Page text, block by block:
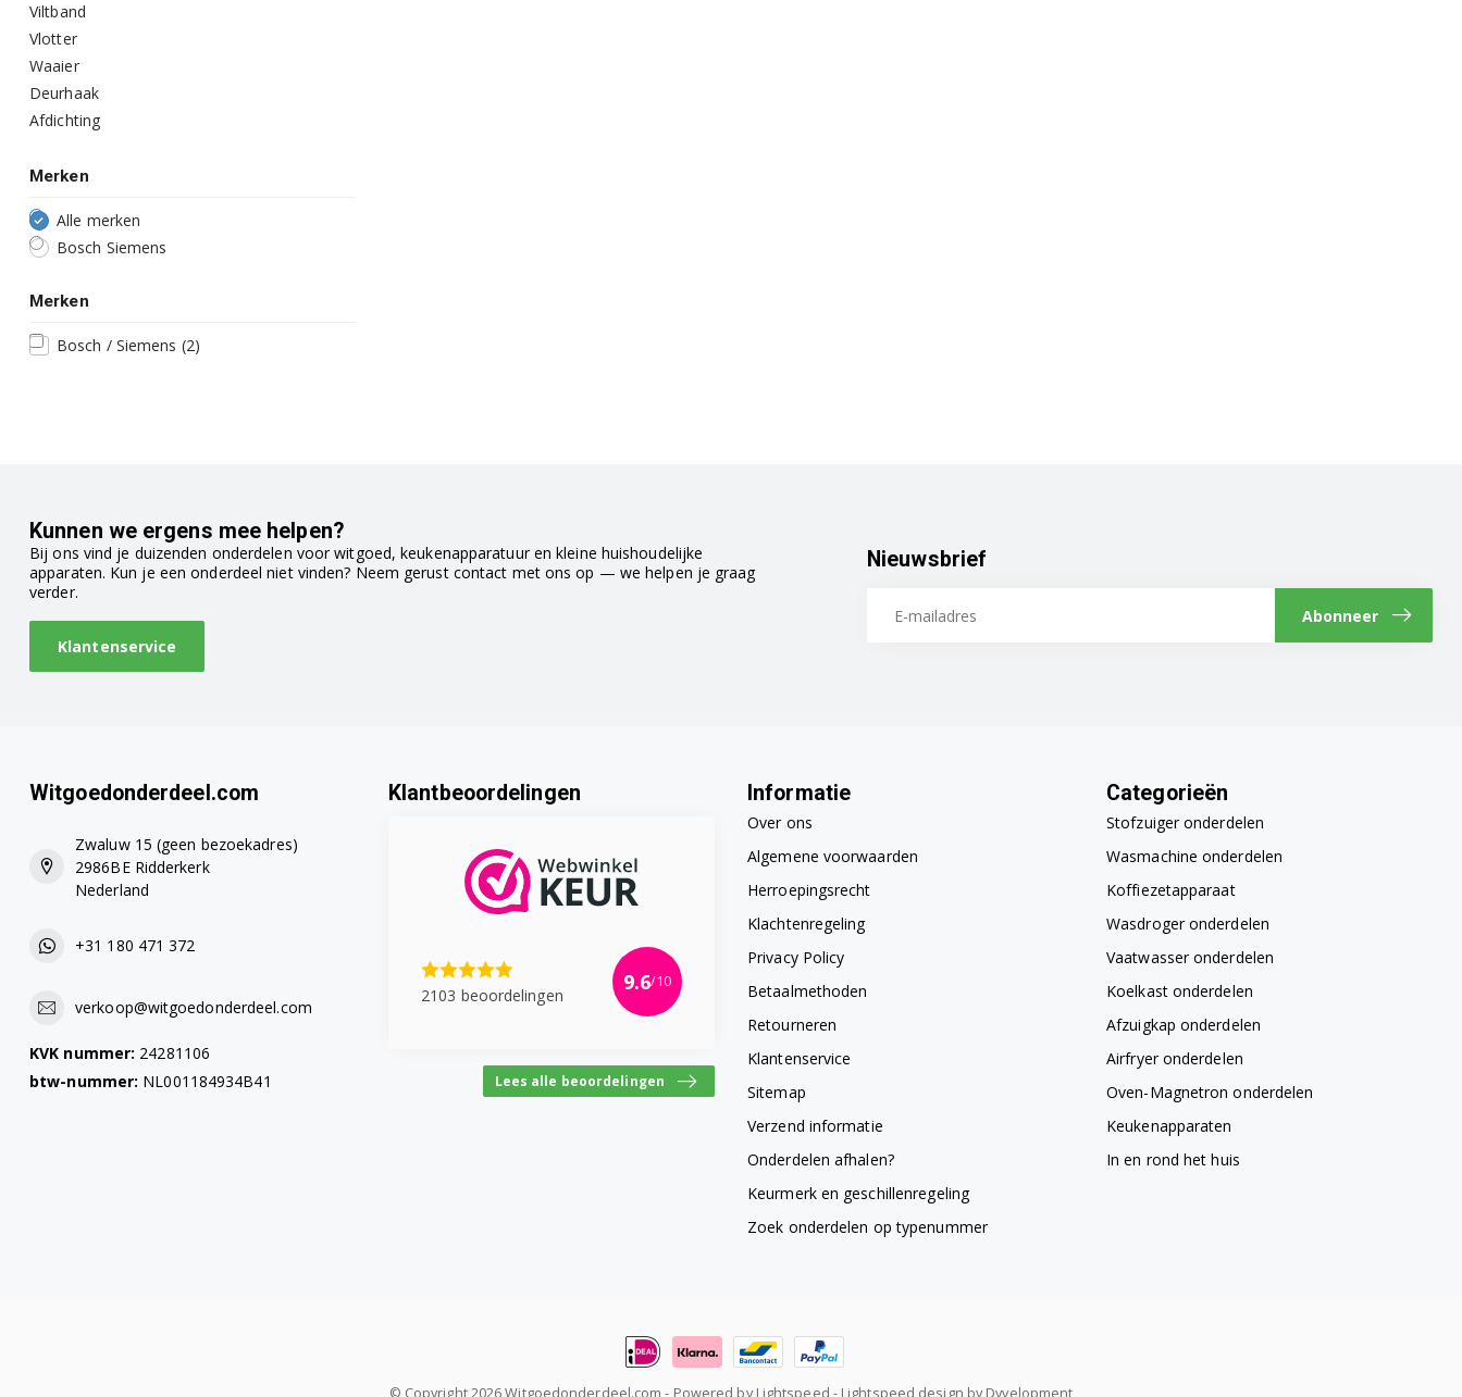
Viltband
Vlotter
Waaier
Deurhaak
Afdichting
Merken
Alle merken
Bosch Siemens
Merken
Bosch / Siemens (2)
Kunnen we ergens mee helpen?
Bij ons vind je duizenden onderdelen voor witgoed, keukenapparatuur en kleine huishoudelijke
apparaten. Kun je een onderdeel niet vinden? Neem gerust contact met ons op — we helpen je graag
verder.
Klantenservice
Nieuwsbrief
Abonneer
Witgoedonderdeel.com
Zwaluw 15 (geen bezoekadres)
2986BE Ridderkerk
Nederland
+31 180 471 372
verkoop@witgoedonderdeel.com
KVK nummer: 24281106
btw-nummer: NL001184934B41
Klantbeoordelingen
2103 beoordelingen
9.6/10
Lees alle beoordelingen
Informatie
Over ons
Algemene voorwaarden
Herroepingsrecht
Klachtenregeling
Privacy Policy
Betaalmethoden
Retourneren
Klantenservice
Sitemap
Verzend informatie
Onderdelen afhalen?
Keurmerk en geschillenregeling
Zoek onderdelen op typenummer
Categorieën
Stofzuiger onderdelen
Wasmachine onderdelen
Koffiezetapparaat
Wasdroger onderdelen
Vaatwasser onderdelen
Koelkast onderdelen
Afzuigkap onderdelen
Airfryer onderdelen
Oven-Magnetron onderdelen
Keukenapparaten
In en rond het huis
© Copyright 2026 Witgoedonderdeel.com - Powered by Lightspeed - Lightspeed design by Dyvelopment